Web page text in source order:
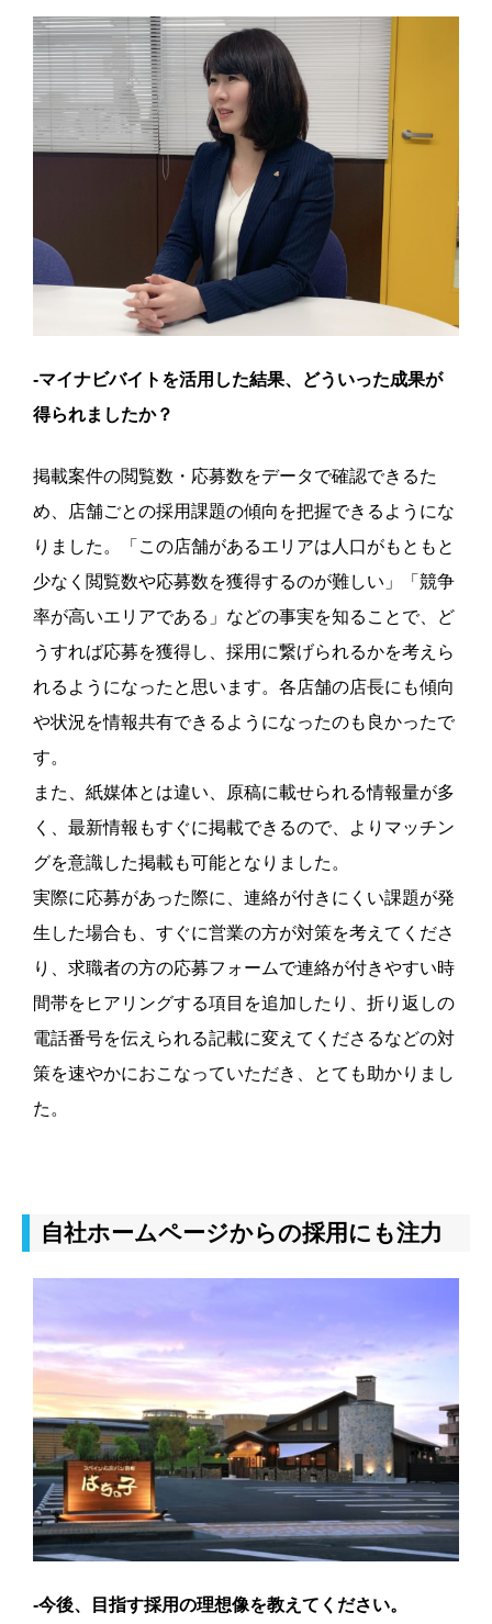
-マイナビバイトを活用した結果、どういった成果が
得られましたか？
掲載案件の閲覧数・応募数をデータで確認できるた
め、店舗ごとの採用課題の傾向を把握できるようにな
りました。「この店舗があるエリアは人口がもともと
少なく閲覧数や応募数を獲得するのが難しい」「競争
率が高いエリアである」などの事実を知ることで、ど
うすれば応募を獲得し、採用に繋げられるかを考えら
れるようになったと思います。各店舗の店長にも傾向
や状況を情報共有できるようになったのも良かったで
す。
また、紙媒体とは違い、原稿に載せられる情報量が多
く、最新情報もすぐに掲載できるので、よりマッチン
グを意識した掲載も可能となりました。
実際に応募があった際に、連絡が付きにくい課題が発
生した場合も、すぐに営業の方が対策を考えてくださ
り、求職者の方の応募フォームで連絡が付きやすい時
間帯をヒアリングする項目を追加したり、折り返しの
電話番号を伝えられる記載に変えてくださるなどの対
策を速やかにおこなっていただき、とても助かりまし
た。
自社ホームページからの採用にも注力
-今後、目指す採用の理想像を教えてください。